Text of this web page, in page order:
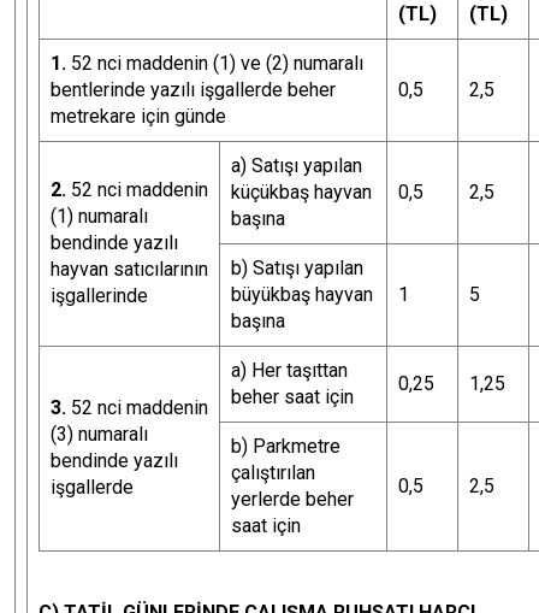
(TL)
(TL)
1. 52 nci maddenin (1) ve (2) numaralı
bentlerinde yazılı işgallerde beher
metrekare için günde
0,5 2,5
2. 52 nci maddenin
(1) numaralı
bendinde yazılı
hayvan satıcılarının
işgallerinde
a) Satışı yapılan
küçükbaş hayvan
başına
0,5 2,5
b) Satışı yapılan
büyükbaş hayvan
başına
1 5
3. 52 nci maddenin
(3) numaralı
bendinde yazılı
işgallerde
a) Her taşıttan
beher saat için
0,25 1,25
b) Parkmetre
çalıştırılan
yerlerde beher
saat için
0,5 2,5